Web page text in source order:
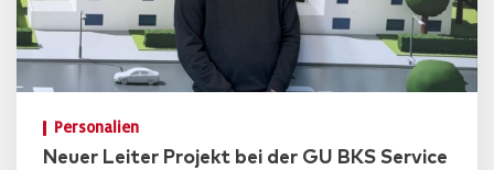
Personalien
Neuer Leiter Projekt bei der GU BKS Service